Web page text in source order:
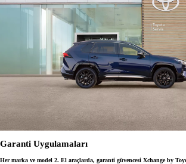
Garanti Uygulamaları
Her marka ve model 2. El araçlarda, garanti güvencesi Xchange by